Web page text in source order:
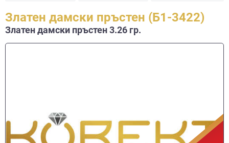
Златен дамски пръстен (Б1-3422)
Златен дамски пръстен 3.26 гр.